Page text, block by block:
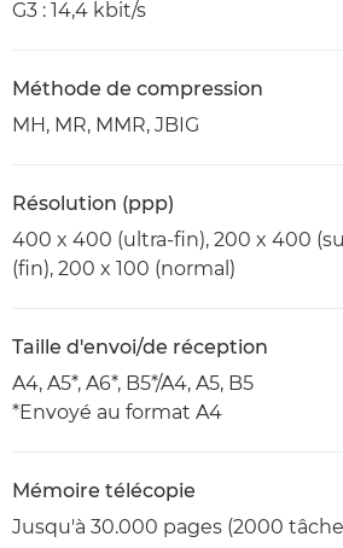
G3 : 14,4 kbit/s
Méthode de compression
MH, MR, MMR, JBIG
Résolution (ppp)
400 x 400 (ultra-fin), 200 x 400
(fin), 200 x 100 (normal)
Taille d'envoi/de réception
A4, A5*, A6*, B5*/A4, A5, B5
*Envoyé au format A4
Mémoire télécopie
Jusqu'à 30.000 pages (2000